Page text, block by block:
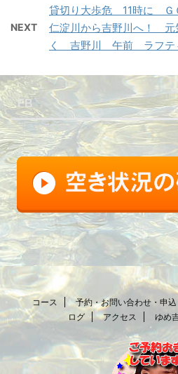
貸切り大歩危 11時に
NEXT
仁淀川から吉野川へ！ 元
く 吉野川 午前 ラフテ
FB
コース 予約・お問い合わせ・申込
ログ
アクセス ゆめ